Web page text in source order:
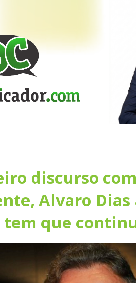
discurso
Alvaro Dias
tem que